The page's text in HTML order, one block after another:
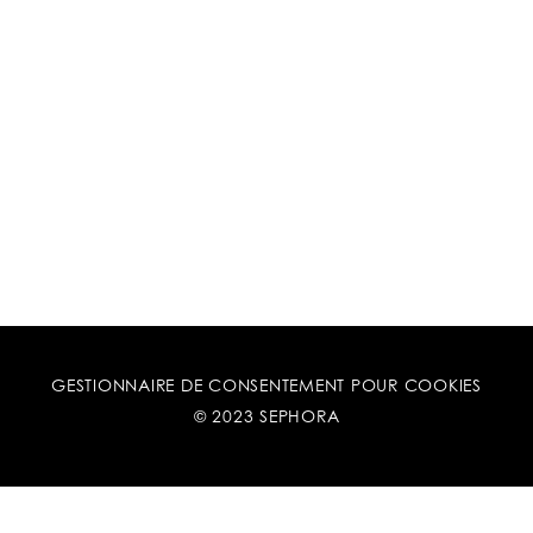
GESTIONNAIRE DE CONSENTEMENT POUR COOKIES
© 2023 SEPHORA